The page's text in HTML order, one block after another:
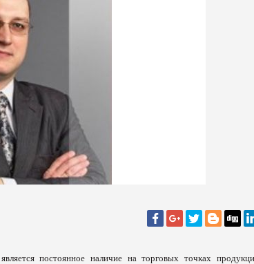
постоянное наличие на торговых точках